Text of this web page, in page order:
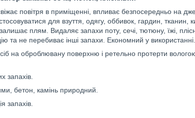
повітря в приміщенні, впливає безпосередньо на
для взуття, одягу, оббивок, гардин, тканин,
плям. Видаляє запахи поту, сечі, тютюну, їжі,
та не перебиває інші запахи. Економний у використанні.
на оброблювану поверхню і ретельно протерти
запахів.
бетон, камінь природний.
запахів.